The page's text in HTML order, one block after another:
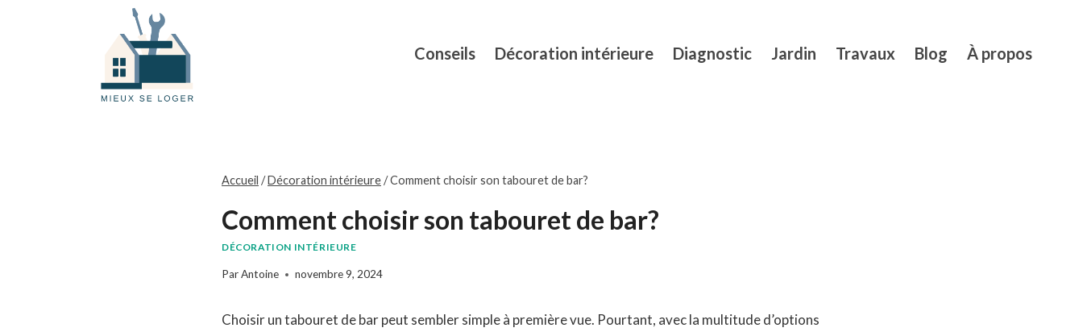
Conseils Décoration intérieure Diagnostic Jardin Travaux Blog À propos
Accueil /Décoration intérieure/Comment choisir son tabouret de bar?
Comment choisir son tabouret de bar?
DÉCORATION INTÉRIEURE
ParAntoine novembre 9, 2024
Choisir un tabouret de bar peut sembler simple à première vue. Pourtant, avec la multitude d’options